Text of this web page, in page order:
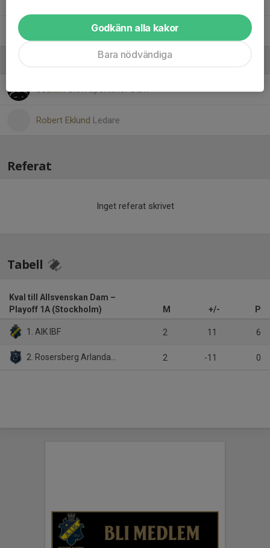
16. Wilma Nilsson
Joakim ÖhrnSportchef Dam
Robert Eklund Ledare
Referat
Inget referat skrivet
Tabell
Kval till Allsvenskan Dam –
Playoff 1A (Stockholm)
M +/- P
1. AIK IBF 2 11 6
2. Rosersberg Arlanda IBK 2 -11 0
Godkänn alla kakor
Bara nödvändiga